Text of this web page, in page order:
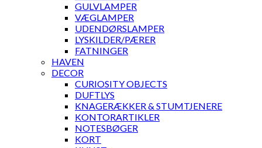
GULVLAMPER
VÆGLAMPER
UDENDØRSLAMPER
LYSKILDER/PÆRER
FATNINGER
HAVEN
DECOR
CURIOSITY OBJECTS
DUFTLYS
KNAGERÆKKER & STUMTJENERE
KONTORARTIKLER
NOTESBØGER
KORT